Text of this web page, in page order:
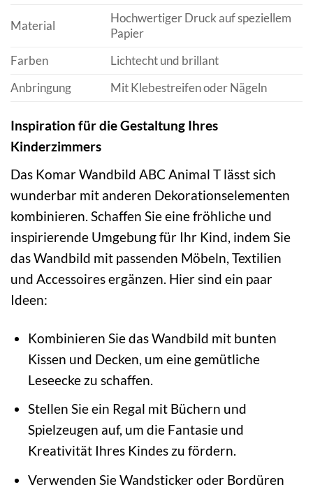
Material
Hochwertiger Druck auf speziellem
Papier
Farben
Lichtecht und brillant
Anbringung
Mit Klebestreifen oder Nägeln
Inspiration für die Gestaltung Ihres
Kinderzimmers
Das Komar Wandbild ABC Animal T lässt sich
wunderbar mit anderen Dekorationselementen
kombinieren. Schaffen Sie eine fröhliche und
inspirierende Umgebung für Ihr Kind, indem Sie
das Wandbild mit passenden Möbeln, Textilien
und Accessoires ergänzen. Hier sind ein paar
Ideen:
Kombinieren Sie das Wandbild mit bunten
Kissen und Decken, um eine gemütliche
Leseecke zu schaffen.
Stellen Sie ein Regal mit Büchern und
Spielzeugen auf, um die Fantasie und
Kreativität Ihres Kindes zu fördern.
Verwenden Sie Wandsticker oder Bordüren